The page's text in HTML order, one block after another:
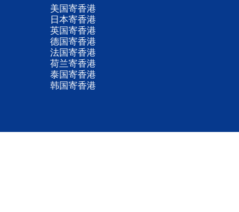
美国寄香港
日本寄香港
英国寄香港
德国寄香港
法国寄香港
荷兰寄香港
泰国寄香港
韩国寄香港